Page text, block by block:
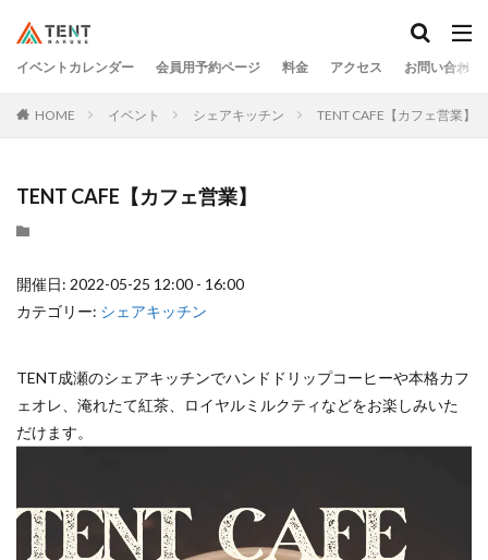
イベントカレンダー 会員用予約ページ 料金 アクセス お問い合わせ
HOME イベント シェアキッチン TENT CAFE【カフェ営業】
TENT CAFE【カフェ営業】
開催日: 2022-05-25 12:00 - 16:00
カテゴリー: シェアキッチン
TENT成瀬のシェアキッチンでハンドドリップコーヒーや本格カフ
ェオレ、淹れたて紅茶、ロイヤルミルクティなどをお楽しみいた
だけます。